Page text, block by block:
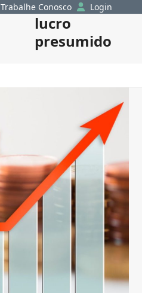
Trabalhe Conosco Login
lucro
presumido